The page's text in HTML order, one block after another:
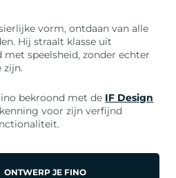
vorm, ontdaan van alle
Hij straalt klasse uit
speelsheid, zonder echter
zijn.
bekroond met de IF Design
voor zijn verfijnd
ONTWERP JE FINO